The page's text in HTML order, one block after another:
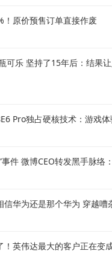
！原价预售订单直接作废
可乐 坚持了15年后：结果
Pro独占硬核技术：游戏
件 微博CEO转发黑手脉络
华为还是那个华为 穿越嘈
！英伟达最大的客户正在变